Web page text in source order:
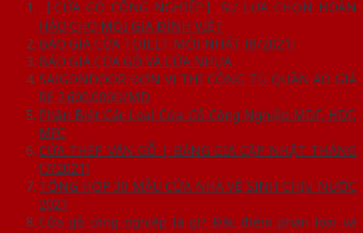
【CỬA GỖ CÔNG NGHIỆP】SỰ LỰA CHỌN HOÀN
HẢO CHO MỌI GIA ĐÌNH VIỆT
BÁO GIÁ CỬA TOILET MỚI NHẤT [8/2021]
BÁO GIÁ CỬA GỖ VÀ CỬA NHỰA
SAIGONDOOR ĐƠN VỊ THI CÔNG TỦ QUẦN ÁO GIÁ
RẺ 2.600.000Đ/MD
Phân Biệt Các Loại Cửa Gỗ Công Nghiệp MDF, HDF,
MFC
CỬA THÉP VÂN GỖ | BẢNG GIÁ CẬP NHẬT THÁNG
[7/2021]
TỔNG HỢP 30 MẪU CỬA NHÀ VỆ SINH CHỊU NƯỚC
2021
Cửa gỗ công nghiệp là gì? Đặc điểm phân loại và